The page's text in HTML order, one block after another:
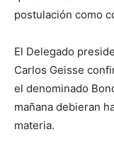
postulación como
El Delegado
Carlos Geisse
el denominado
mañana debieran
materia.